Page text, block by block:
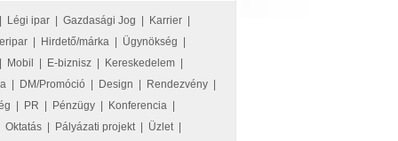
Légi ipar Gazdasági Jog Karrier
Hirdető/márka Ügynökség
Mobil E-biznisz Kereskedelem
DM/Promóció Design Rendezvény
PR Pénzügy Konferencia
Oktatás Pályázati projekt| Üzlet|